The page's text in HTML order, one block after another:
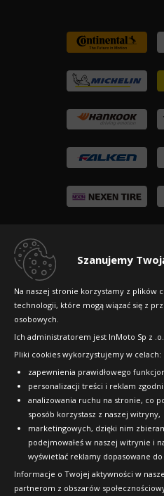
Szanujemy
Na naszej stronie korzystamy z plików
technologii, które mogą wiązać się z
osobowych.
Ich administratorem jest InMoto Sp z
Pliki cookies wykorzystujemy w celach:
zapewnienia prawidłowego
personalizacji treści i reklam
analizowania ruchu na stronie, co
sposób korzystasz z naszej witryny,
marketingowych, dzięki nim
podejmowałeś w naszej witrynie i
wyświetlać reklamy dopasowane
Informacje o Twojej aktywności w
partnerom z obszarów
Copyright © 2010-2026